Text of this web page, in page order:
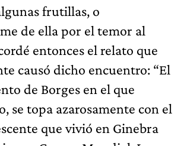
frutillas, o
de ella por el temor al
entonces el relato que
causó dicho encuentro: “El
de Borges en el que
se topa azarosamente con el
que vivió en Ginebra